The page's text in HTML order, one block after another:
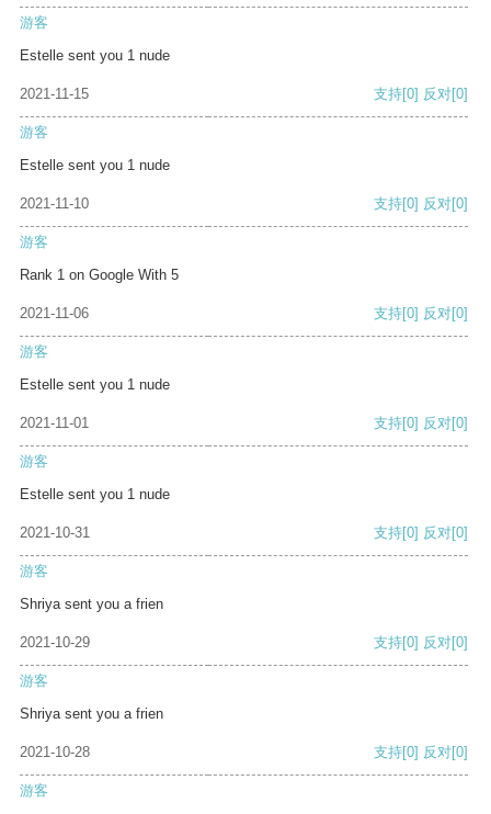
游客
Estelle sent you 1 nude
2021-11-15 支持[0] 反对[0]
游客
Estelle sent you 1 nude
2021-11-10 支持[0] 反对[0]
游客
Rank 1 on Google With 5
2021-11-06 支持[0] 反对[0]
游客
Estelle sent you 1 nude
2021-11-01 支持[0] 反对[0]
游客
Estelle sent you 1 nude
2021-10-31 支持[0] 反对[0]
游客
Shriya sent you a frien
2021-10-29 支持[0] 反对[0]
游客
Shriya sent you a frien
2021-10-28 支持[0] 反对[0]
游客